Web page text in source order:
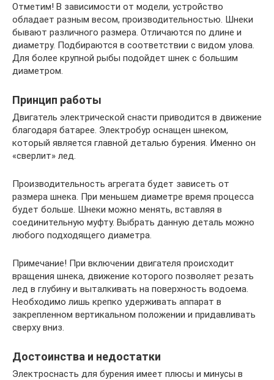
Отметим! В зависимости от модели, устройство
обладает разным весом, производительностью. Шнеки
бывают различного размера. Отличаются по длине и
диаметру. Подбираются в соответствии с видом улова.
Для более крупной рыбы подойдет шнек с большим
диаметром.
Принцип работы
Двигатель электрической снасти приводится в движение
благодаря батарее. Электробур оснащен шнеком,
который является главной деталью бурения. Именно он
«сверлит» лед.
Производительность агрегата будет зависеть от
размера шнека. При меньшем диаметре время процесса
будет больше. Шнеки можно менять, вставляя в
соединительную муфту. Выбрать данную деталь можно
любого подходящего диаметра.
Примечание! При включении двигателя происходит
вращения шнека, движение которого позволяет резать
лед в глубину и выталкивать на поверхность водоема.
Необходимо лишь крепко удерживать аппарат в
закрепленном вертикальном положении и придавливать
сверху вниз.
Достоинства и недостатки
Электроснасть для бурения имеет плюсы и минусы в